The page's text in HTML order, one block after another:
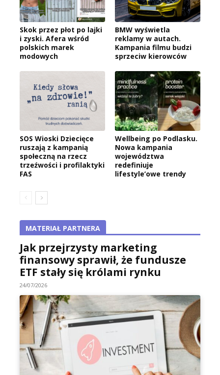
Skok przez płot po lajki
i zyski. Afera wśród
polskich marek
modowych
BMW wyświetla
reklamy w autach.
Kampania filmu budzi
sprzeciw kierowców
SOS Wioski Dziecięce
ruszają z kampanią
społeczną na rzecz
trzeźwości i profilaktyki
FAS
Wellbeing po Podlasku.
Nowa kampania
województwa
redefiniuje
lifestyle’owe trendy
MATERIAŁ PARTNERA
Jak przejrzysty marketing
finansowy sprawił, że fundusze
ETF stały się królami rynku
24/07/2026